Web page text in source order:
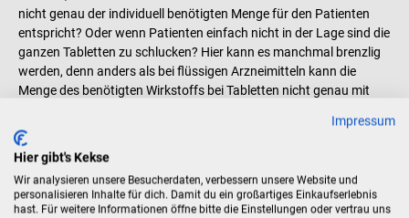
nicht genau der individuell benötigten Menge für den Patienten
entspricht? Oder wenn Patienten einfach nicht in der Lage sind die
ganzen Tabletten zu schlucken? Hier kann es manchmal brenzlig
werden, denn anders als bei flüssigen Arzneimitteln kann die
Menge des benötigten Wirkstoffs bei Tabletten nicht genau mit
Fehldosierung besteht. In solchen Fällen erleichtern Tablettenteiler
und Tablettenmörser dir die Arbeit enorm. Falls du Tablettenteiler
kaufen willst, bist du nur wenige Klicks vom Ziel entfernt. Schau
dich einfach mal in unserem Sortiment um und finde den für dich
passenden Medikamentendosierer im Shop.
Impressum
Hier gibt's Kekse
Wir analysieren unsere Besucherdaten, verbessern unsere Website und
personalisieren Inhalte für dich. Damit du ein großartiges Einkaufserlebnis
hast. Für weitere Informationen öffne bitte die Einstellungen oder vertrau uns